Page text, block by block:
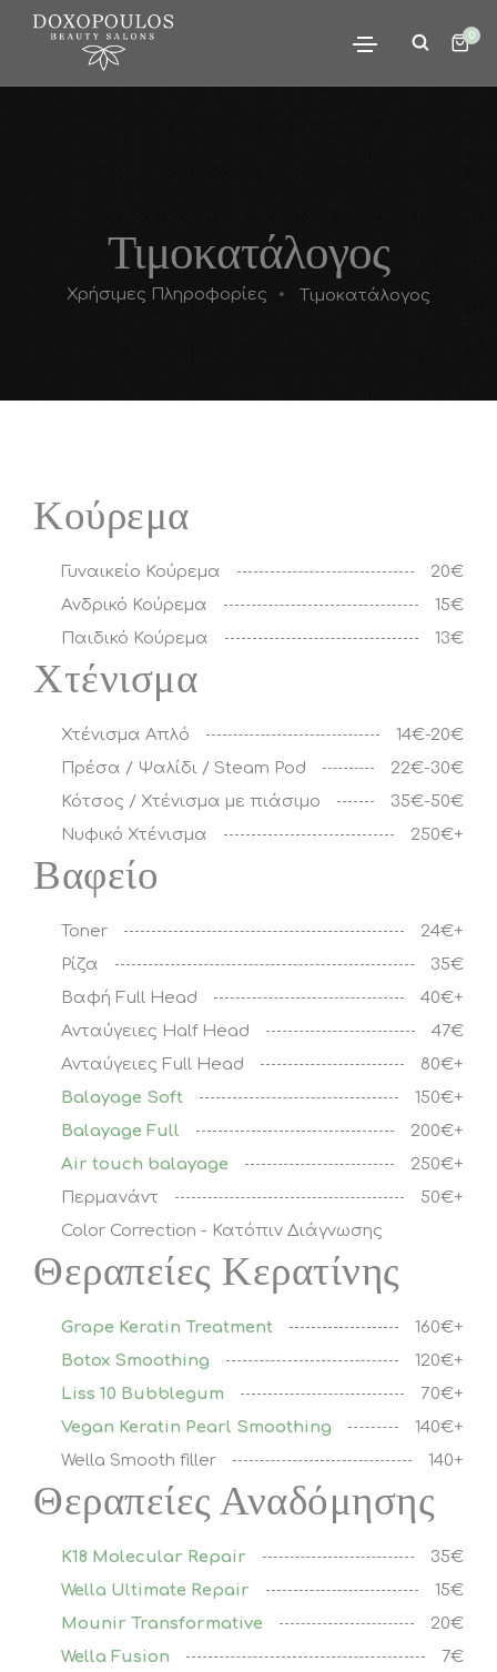
0
Τιμοκατάλογος
Χρήσιμες Πληροφορίες Τιμοκατάλογος
Κούρεμα
Γυναικείο Κούρεμα
20€
Ανδρικό Κούρεμα
15€
Παιδικό Κούρεμα
13€
Χτένισμα
Χτένισμα Απλό
14€-20€
Πρέσα / Ψαλίδι / Steam Pod
22€-30€
Κότσος / Χτένισμα με πιάσιμο
35€-50€
Νυφικό Χτένισμα
250€+
Βαφείο
Toner
24€+
Ρίζα
35€
Βαφή Full Head
40€+
Ανταύγειες Half Head
47€
Ανταύγειες Full Head
80€+
Balayage Soft
150€+
Balayage Full
200€+
Air touch balayage
250€+
Περμανάντ
50€+
Color Correction - Κατόπιν Διάγνωσης
Θεραπείες Κερατίνης
Grape Keratin Treatment
160€+
Botox Smoothing
120€+
Liss 10 Bubblegum
70€+
Vegan Keratin Pearl Smoothing
140€+
Wella Smooth filler
140+
Θεραπείες Αναδόμησης
K18 Molecular Repair
35€
Wella Ultimate Repair
15€
Mounir Transformative
20€
Wella Fusion
7€